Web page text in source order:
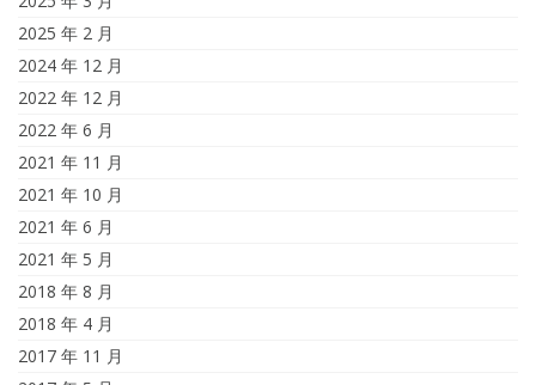
2025 年 2 月
2024 年 12 月
2022 年 12 月
2022 年 6 月
2021 年 11 月
2021 年 10 月
2021 年 6 月
2021 年 5 月
2018 年 8 月
2018 年 4 月
2017 年 11 月